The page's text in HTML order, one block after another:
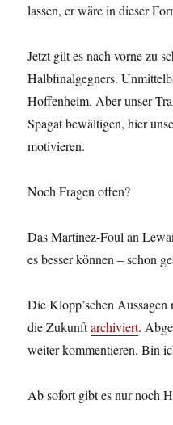
lassen, er wäre in dieser
Jetzt gilt es nach vorne zu
Halbfinalgegners.
Hoffenheim. Aber unser
Spagat bewältigen, hier
motivieren.
Noch Fragen offen?
Das Martinez-Foul an
es besser können – schon
Die Klopp’schen
die Zukunftarchiviert.
weiter kommentieren. Bin
Ab sofort gibt es nur noch